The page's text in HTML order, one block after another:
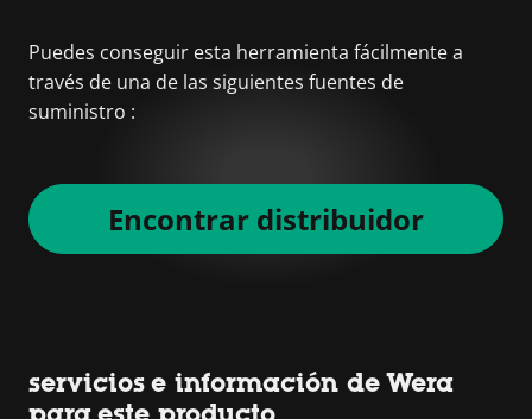
Puedes conseguir esta herramienta fácilmente a
través de una de las siguientes fuentes de
suministro :
Encontrar distribuidor
servicios e información de Wera